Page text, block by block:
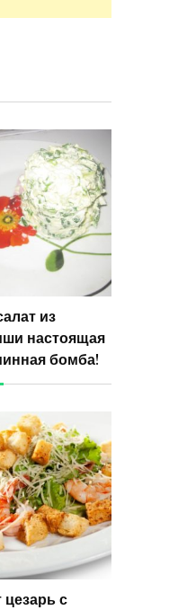
из
настоящая
бомба!
цезарь с